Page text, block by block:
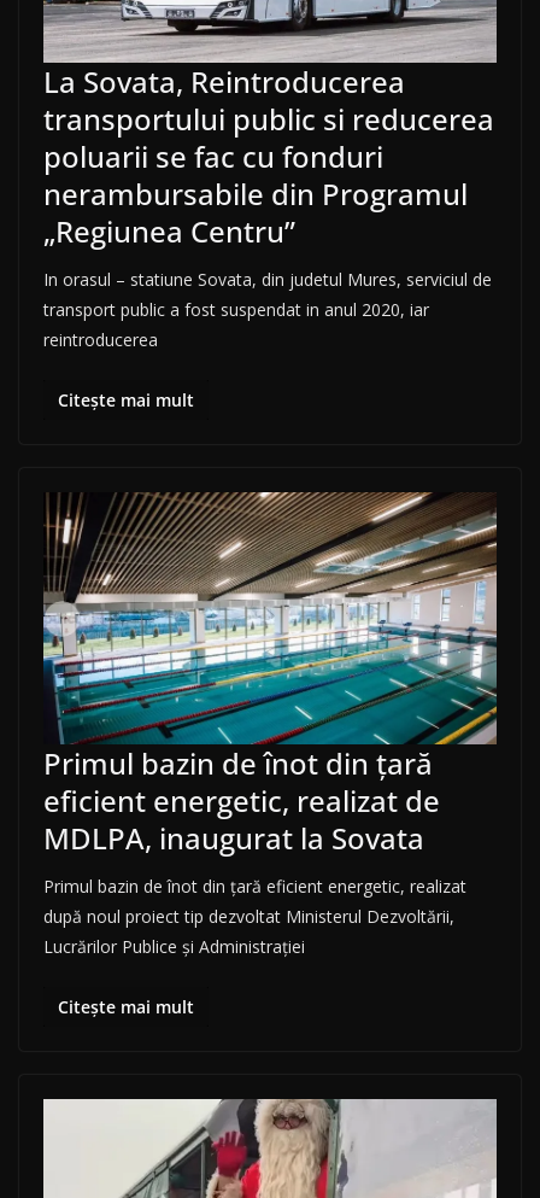
La Sovata, Reintroducerea
transportului public si reducerea
poluarii se fac cu fonduri
nerambursabile din Programul
„Regiunea Centru”
In orasul – statiune Sovata, din judetul Mures, serviciul de
transport public a fost suspendat in anul 2020, iar
reintroducerea
Citește mai mult
Primul bazin de înot din ţară
eficient energetic, realizat de
MDLPA, inaugurat la Sovata
Primul bazin de înot din ţară eficient energetic, realizat
după noul proiect tip dezvoltat Ministerul Dezvoltării,
Lucrărilor Publice şi Administraţiei
Citește mai mult